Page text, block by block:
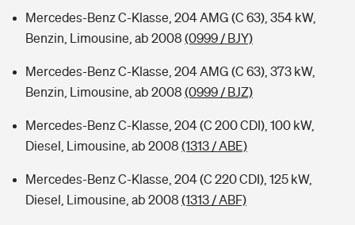
Mercedes-Benz C-Klasse, 204 AMG (C 63), 354 kW,
Benzin, Limousine, ab 2008 (0999 / BJY)
Mercedes-Benz C-Klasse, 204 AMG (C 63), 373 kW,
Benzin, Limousine, ab 2008 (0999 / BJZ)
Mercedes-Benz C-Klasse, 204 (C 200 CDI), 100 kW,
Diesel, Limousine, ab 2008 (1313 / ABE)
Mercedes-Benz C-Klasse, 204 (C 220 CDI), 125 kW,
Diesel, Limousine, ab 2008 (1313 / ABF)